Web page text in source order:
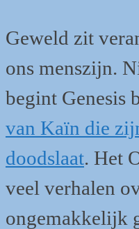
Geweld zit
ons menszijn.
begint Genesis
van Kaïn die
doodslaat. Het
veel verhalen
ongemakkelijk